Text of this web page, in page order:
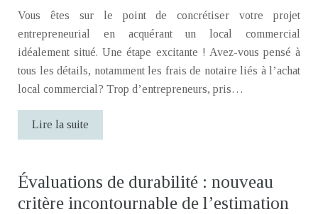
Vous êtes sur le point de concrétiser votre projet
entrepreneurial en acquérant un local commercial
idéalement situé. Une étape excitante ! Avez-vous pensé à
tous les détails, notamment les frais de notaire liés à l’achat
local commercial? Trop d’entrepreneurs, pris…
Lire la suite
Évaluations de durabilité : nouveau
critère incontournable de l’estimation